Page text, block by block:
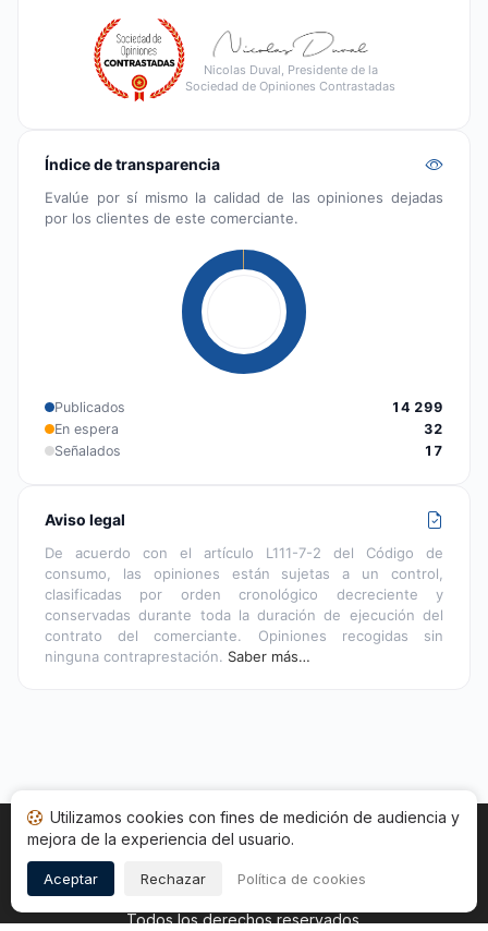
Nicolas Duval, Presidente de la
Sociedad de Opiniones Contrastadas
Índice de transparencia
Evalúe por sí mismo la calidad de las opiniones dejadas
por los clientes de este comerciante.
Publicados
14 299
En espera
32
Señalados
17
Aviso legal
De acuerdo con el artículo L111-7-2 del Código de
consumo, las opiniones están sujetas a un control,
clasificadas por orden cronológico decreciente y
conservadas durante toda la duración de ejecución del
contrato del comerciante. Opiniones recogidas sin
ninguna contraprestación. Saber más…
Inicio Estado opiniones Categorías
Copyright © 2026
Todos los derechos reservados.
Utilizamos cookies con fines de medición de audiencia y
mejora de la experiencia del usuario.
Aceptar Rechazar Política de cookies